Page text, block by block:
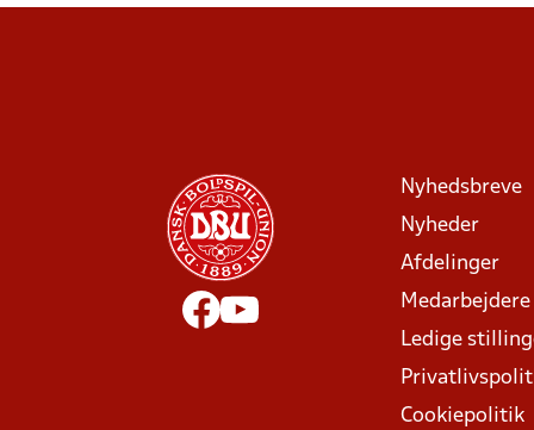
Nyhedsbreve
Nyheder
Afdelinger
Medarbejdere
Ledige
Cookiepolitik